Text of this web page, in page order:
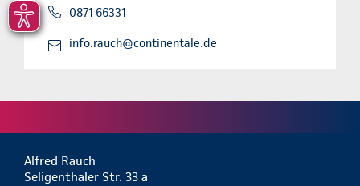
0871 66331
info.rauch@continentale.de
Alfred Rauch
Seligenthaler Str. 33 a